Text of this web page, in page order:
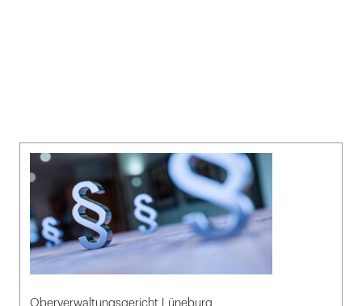
Oberverwaltungsgericht Lüneburg